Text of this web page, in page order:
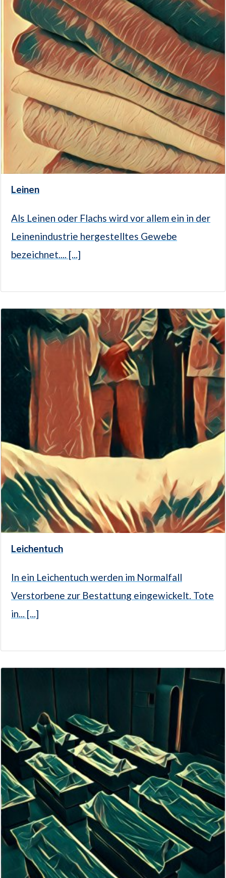
Leinen
Als Leinen oder Flachs wird vor allem ein in der
Leinenindustrie hergestelltes Gewebe
bezeichnet.... [...]
Leichentuch
In ein Leichentuch werden im Normalfall
Verstorbene zur Bestattung eingewickelt. Tote
in... [...]